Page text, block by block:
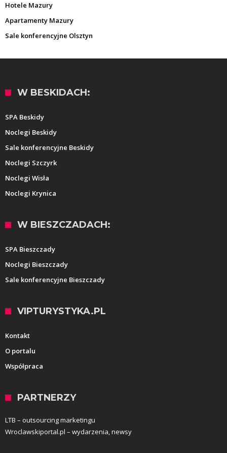
Hotele Mazury
Apartamenty Mazury
Sale konferencyjne Olsztyn
W BESKIDACH:
SPA Beskidy
Noclegi Beskidy
Sale konferencyjne Beskidy
Noclegi Szczyrk
Noclegi Wisła
Noclegi Krynica
W BIESZCZADACH:
SPA Bieszczady
Noclegi Bieszczady
Sale konferencyjne Bieszczady
VIPTURYSTYKA.PL
Kontakt
O portalu
Współpraca
PARTNERZY
LTB – outsourcing marketingu
Wroclawskiportal.pl – wydarzenia, newsy